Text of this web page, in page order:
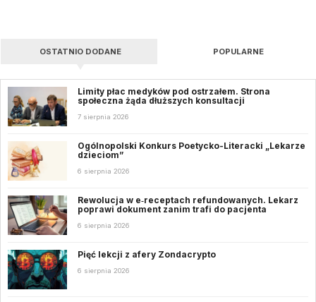
OSTATNIO DODANE POPULARNE
Limity płac medyków pod ostrzałem. Strona
społeczna żąda dłuższych konsultacji
7 sierpnia 2026
Ogólnopolski Konkurs Poetycko-Literacki „Lekarze
dzieciom”
6 sierpnia 2026
Rewolucja w e‑receptach refundowanych. Lekarz
poprawi dokument zanim trafi do pacjenta
6 sierpnia 2026
Pięć lekcji z afery Zondacrypto
6 sierpnia 2026